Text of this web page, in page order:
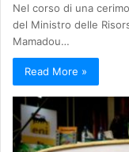
Nel corso di una
del Ministro delle
Mamadou…
Read More »